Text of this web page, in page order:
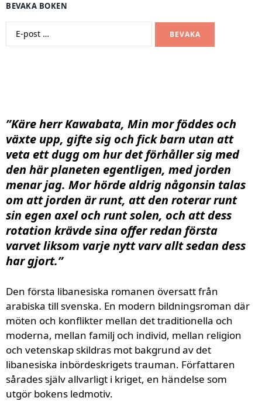
BEVAKA BOKEN
BEVAKA
”Käre herr Kawabata, Min mor föddes och
växte upp, gifte sig och fick barn utan att
veta ett dugg om hur det förhåller sig med
den här planeten egentligen, med jorden
menar jag. Mor hörde aldrig någonsin talas
om att jorden är runt, att den roterar runt
sin egen axel och runt solen, och att dess
rotation krävde sina offer redan första
varvet liksom varje nytt varv allt sedan dess
har gjort.”
Den första libanesiska romanen översatt från
arabiska till svenska. En modern bildningsroman där
möten och konflikter mellan det traditionella och
moderna, mellan familj och individ, mellan religion
och vetenskap skildras mot bakgrund av det
libanesiska inbördeskrigets trauman. Författaren
sårades själv allvarligt i kriget, en händelse som
utgör bokens ledmotiv.